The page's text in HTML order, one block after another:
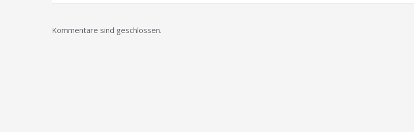
Kommentare sind geschlossen.